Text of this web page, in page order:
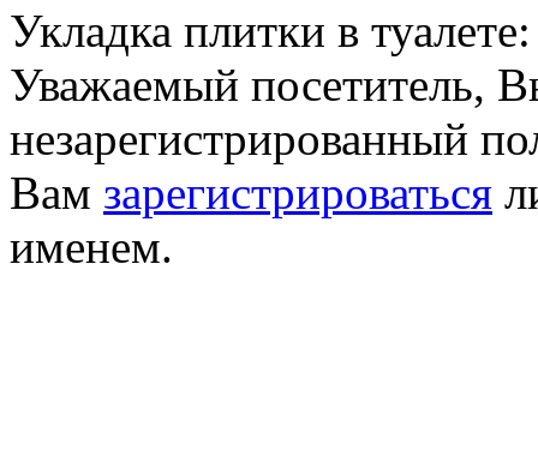
Укладка плитки в
Уважаемый посетитель,
незарегистрированный
Вам зарегистрироваться
именем.